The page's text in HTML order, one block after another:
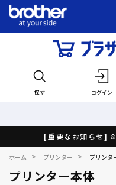
探す ログイン
[重要なお知らせ]
ホーム > プリンター > プリンタ
プリンター本体